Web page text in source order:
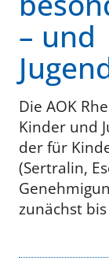
– und
Die AOK
Kinder und
der für
(Sertralin,
zunächst